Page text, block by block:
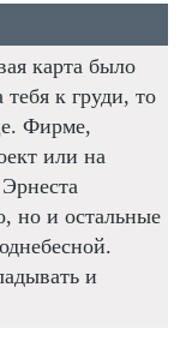
карта было
к груди, то
Фирме,
или на
но и остальные
и